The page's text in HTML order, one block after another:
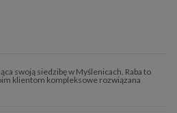
swoją siedzibę w Myślenicach. Raba to
klientom kompleksowe rozwiązana